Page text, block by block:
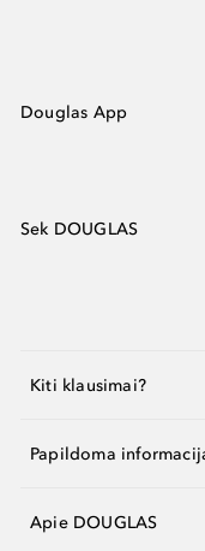
Douglas App
Sek DOUGLAS
Kiti klausimai?
Papildoma
Apie DOUGLAS